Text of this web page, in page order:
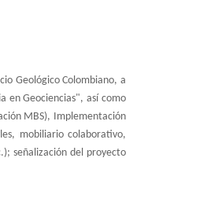
Geológico Colombiano, a
en Geociencias", así como
MBS), Implementación
mobiliario colaborativo,
señalización del proyecto